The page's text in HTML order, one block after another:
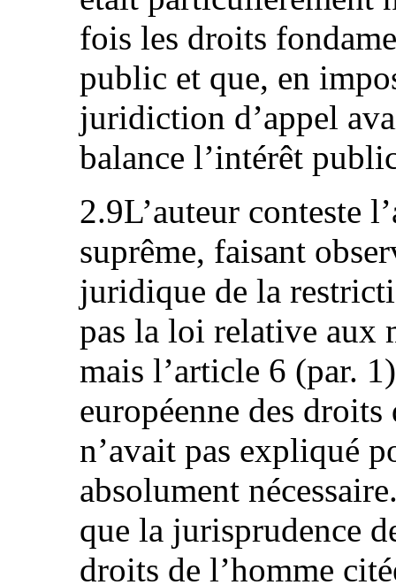
fois les droits
public et que, en
juridiction d’appel
balance l’intérêt
2.9L’auteur conteste
suprême, faisant
juridique de la
pas la loi relative aux
mais l’article 6 (par.
européenne des
n’avait pas expliqué
absolument
que la jurisprudence
droits de l’homme